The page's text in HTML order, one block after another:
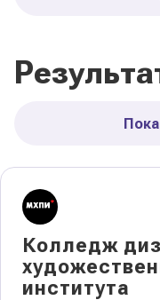
Колледж
института